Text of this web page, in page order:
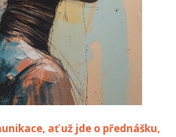
ať už jde o přednášku,